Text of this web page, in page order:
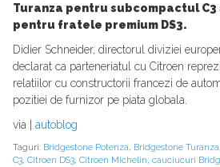
Turanza pentru subcompactul C3
pentru fratele premium DS3.
Didier Schneider, directorul diviziei
declarat ca parteneriatul cu Citroen
relatiilor cu constructorii francezi de
pozitiei de furnizor pe piata globala.
via | autoblog
Taguri: Bridgestone Potenza, Bridgestone Turanza
C3, Citroen DS3, Citroen Michelin, cauciucuri